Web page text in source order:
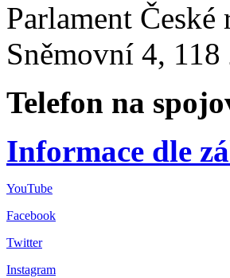
Parlament
Sněmovní 4,
Telefon na
Informace dle
YouTube
Facebook
Twitter
Instagram